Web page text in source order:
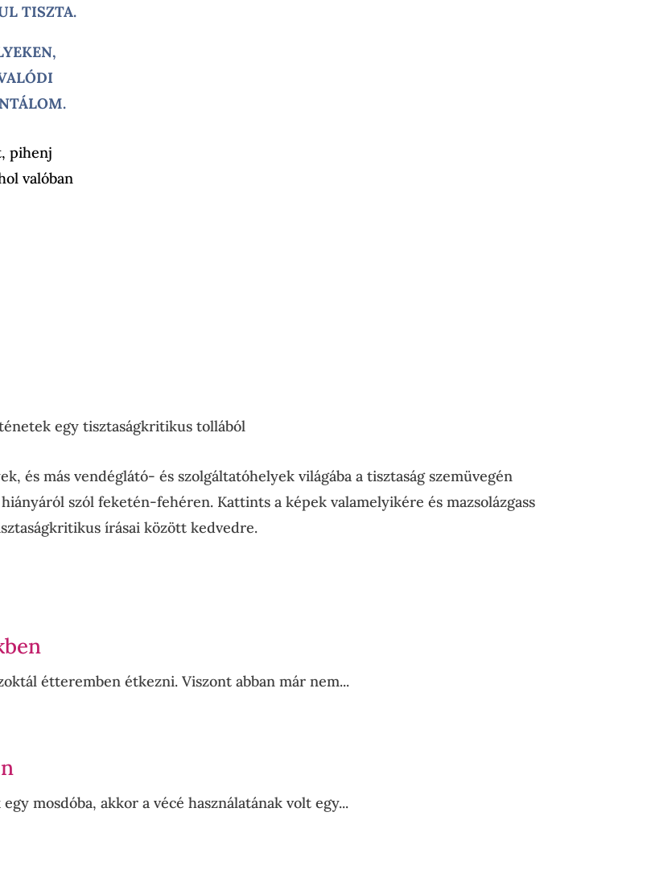
TISZTA.
pihenj
valóban
egy tisztaságkritikus tollából
és más vendéglátó- és szolgáltatóhelyek világába a tisztaság szemüvegén
szól feketén-fehéren. Kattints a képek valamelyikére és mazsolázgass
írásai között kedvedre.
étteremben étkezni. Viszont abban már nem...
mosdóba, akkor a vécé használatának volt egy...